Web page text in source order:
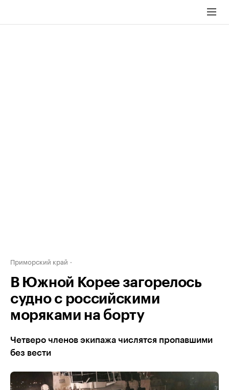
Приморский край
В Южной Корее загорелось
судно с российскими
моряками на борту
Четверо членов экипажа числятся пропавшими
без вести